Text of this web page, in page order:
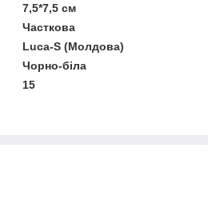
7,5*7,5 см
Часткова
Luca-S (Молдова)
Чорно-біла
15